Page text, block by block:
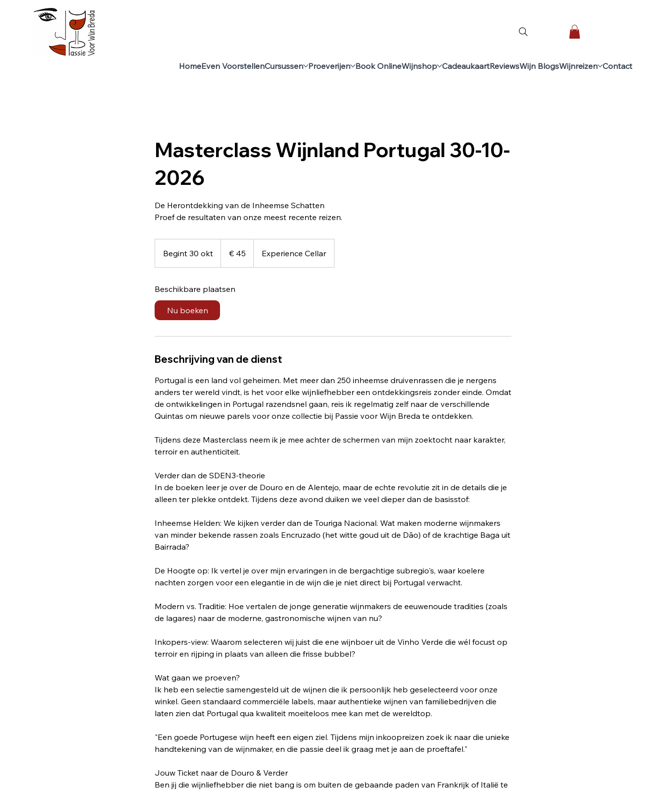
HomeEven VoorstellenCursussen Proeverijen Book OnlineWijnshop CadeaukaartReviewsWijn BlogsWijnreizen Contact
Masterclass Wijnland Portugal 30-10-
2026
De Herontdekking van de Inheemse Schatten
Proef de resultaten van onze meest recente reizen.
Begint 30 okt
e
i
n
0
k
€ 45 Experience Cellar
Beschikbare plaatsen
Nu boeken
Beschrijving van de dienst
Portugal is een land vol geheimen. Met meer dan 250 inheemse druivenrassen die je nergens
anders ter wereld vindt, is het voor elke wijnliefhebber een ontdekkingsreis zonder einde. Omdat
de ontwikkelingen in Portugal razendsnel gaan, reis ik regelmatig zelf naar de verschillende
Quintas om nieuwe parels voor onze collectie bij Passie voor Wijn Breda te ontdekken.
Tijdens deze Masterclass neem ik je mee achter de schermen van mijn zoektocht naar karakter,
terroir en authenticiteit.
Verder dan de SDEN3-theorie
In de boeken leer je over de Douro en de Alentejo, maar de echte revolutie zit in de details die je
alleen ter plekke ontdekt. Tijdens deze avond duiken we veel dieper dan de basisstof:
Inheemse Helden: We kijken verder dan de Touriga Nacional. Wat maken moderne wijnmakers
van minder bekende rassen zoals Encruzado (het witte goud uit de Dão) of de krachtige Baga uit
Bairrada?
De Hoogte op: Ik vertel je over mijn ervaringen in de bergachtige subregio's, waar koelere
nachten zorgen voor een elegantie in de wijn die je niet direct bij Portugal verwacht.
Modern vs. Traditie: Hoe vertalen de jonge generatie wijnmakers de eeuwenoude tradities (zoals
de lagares) naar de moderne, gastronomische wijnen van nu?
Inkopers-view: Waarom selecteren wij juist die ene wijnboer uit de Vinho Verde die wél focust op
terroir en rijping in plaats van alleen die frisse bubbel?
Wat gaan we proeven?
Ik heb een selectie samengesteld uit de wijnen die ik persoonlijk heb geselecteerd voor onze
winkel. Geen standaard commerciële labels, maar authentieke wijnen van familiebedrijven die
laten zien dat Portugal qua kwaliteit moeiteloos mee kan met de wereldtop.
"Een goede Portugese wijn heeft een eigen ziel. Tijdens mijn inkoopreizen zoek ik naar die unieke
handtekening van de wijnmaker, en die passie deel ik graag met je aan de proeftafel."
Jouw Ticket naar de Douro & Verder
Ben jij die wijnliefhebber die niet bang is om buiten de gebaande paden van Frankrijk of Italië te